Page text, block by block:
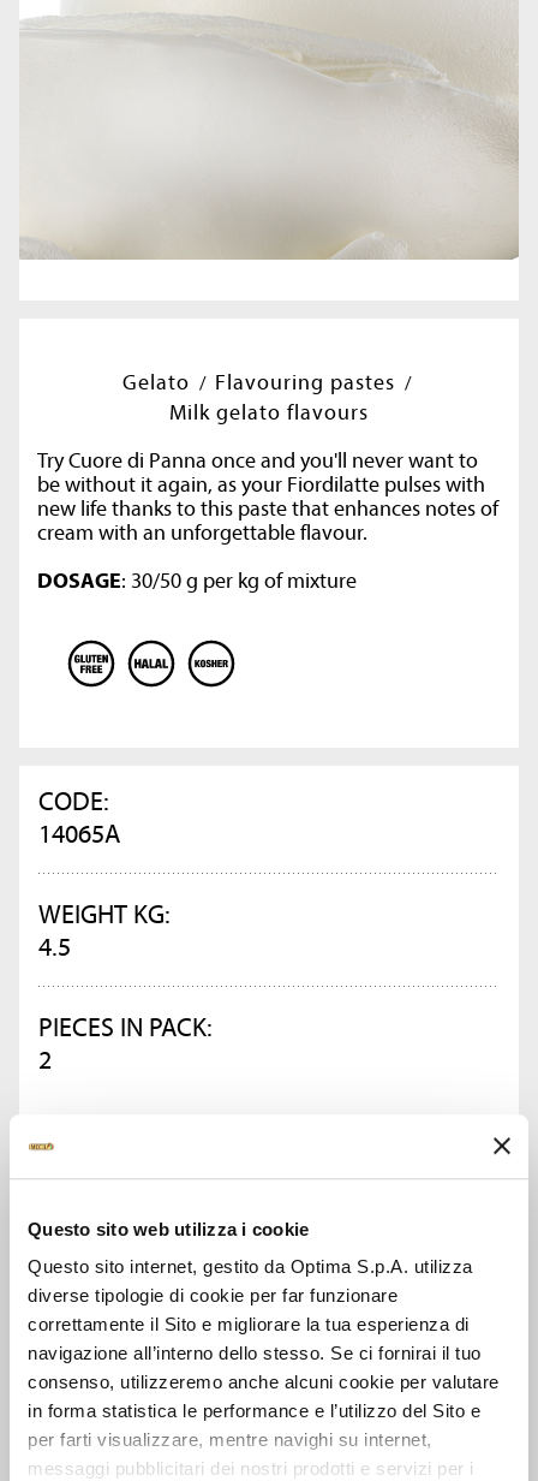
Questo sito web utilizza i cookie
Questo sito internet, gestito da Optima S.p.A. utilizza
diverse tipologie di cookie per far funzionare
correttamente il Sito e migliorare la tua esperienza di
navigazione all’interno dello stesso. Se ci fornirai il tuo
consenso, utilizzeremo anche alcuni cookie per valutare
in forma statistica le performance e l’utilizzo del Sito e
per farti visualizzare, mentre navighi su internet,
messaggi pubblicitari dei nostri prodotti e servizi per i
Gelato
Flavouring pastes
Milk gelato flavours
Try Cuore di Panna once and you'll never want to
be without it again, as your Fiordilatte pulses with
new life thanks to this paste that enhances notes of
cream with an unforgettable flavour.
DOSAGE: 30/50 g per kg of mixture
CODE:
14065A
WEIGHT KG:
4.5
PIECES IN PACK:
2
DATA SHEET
SEE ALSO